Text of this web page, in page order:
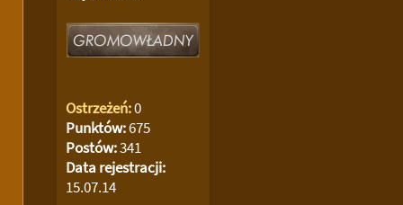
Ostrzeżeń:0
Punktów:675
Postów:341
Data rejestracji:
15.07.14